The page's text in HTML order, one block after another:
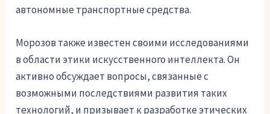
автономные транспортные средства.
Морозов также известен своими исследованиями
в области этики искусственного интеллекта. Он
активно обсуждает вопросы, связанные с
возможными последствиями развития таких
технологий, и призывает к разработке этических